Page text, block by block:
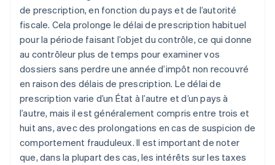
de prescription, en fonction du pays et de l’autorité
fiscale. Cela prolonge le délai de prescription habituel
pour la période faisant l’objet du contrôle, ce qui donne
au contrôleur plus de temps pour examiner vos
dossiers sans perdre une année d’impôt non recouvré
en raison des délais de prescription. Le délai de
prescription varie d’un État à l’autre et d’un pays à
l’autre, mais il est généralement compris entre trois et
huit ans, avec des prolongations en cas de suspicion de
comportement frauduleux. Il est important de noter
que, dans la plupart des cas, les intérêts sur les taxes